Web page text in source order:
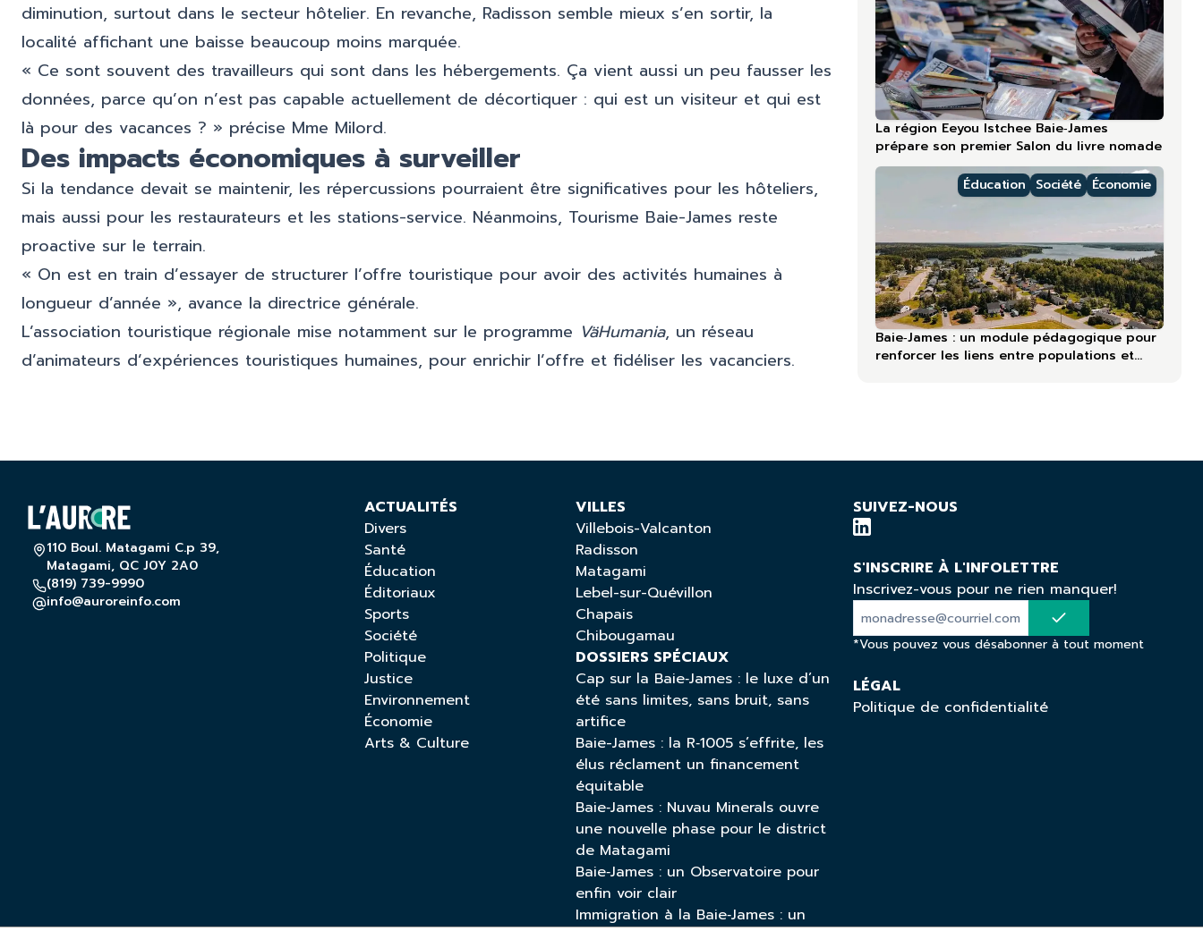
diminution, surtout dans le secteur hôtelier. En revanche, Radisson semble mieux s’en sortir, la
localité affichant une baisse beaucoup moins marquée.
« Ce sont souvent des travailleurs qui sont dans les hébergements. Ça vient aussi un peu fausser les
données, parce qu’on n’est pas capable actuellement de décortiquer : qui est un visiteur et qui est
là pour des vacances ? » précise Mme Milord.
Des impacts économiques à surveiller
Si la tendance devait se maintenir, les répercussions pourraient être significatives pour les hôteliers,
mais aussi pour les restaurateurs et les stations-service. Néanmoins, Tourisme Baie-James reste
proactive sur le terrain.
« On est en train d’essayer de structurer l’offre touristique pour avoir des activités humaines à
longueur d’année », avance la directrice générale.
L’association touristique régionale mise notamment sur le programme VäHumania, un réseau
d’animateurs d’expériences touristiques humaines, pour enrichir l’offre et fidéliser les vacanciers.
La région Eeyou Istchee Baie‑James
prépare son premier Salon du livre nomade
Éducation Société Économie
Baie‑James : un module pédagogique pour
renforcer les liens entre populations et
110 Boul. Matagami C.p 39,
Matagami, QC J0Y 2A0
(819) 739-9990
info@auroreinfo.com
ACTUALITÉS
Divers
Santé
Éducation
Éditoriaux
Sports
Société
Politique
Justice
Environnement
Économie
Arts & Culture
VILLES
Villebois-Valcanton
Radisson
Matagami
Lebel-sur-Quévillon
Chapais
Chibougamau
DOSSIERS SPÉCIAUX
Cap sur la Baie‑James : le luxe d’un
été sans limites, sans bruit, sans
artifice
Baie-James : la R‑1005 s’effrite, les
élus réclament un financement
équitable
Baie‑James : Nuvau Minerals ouvre
une nouvelle phase pour le district
de Matagami
Baie‑James : un Observatoire pour
enfin voir clair
Immigration à la Baie‑James : un
SUIVEZ-NOUS
S'INSCRIRE À L'INFOLETTRE
Inscrivez-vous pour ne rien manquer!
*Vous pouvez vous désabonner à tout moment
LÉGAL
Politique de confidentialité